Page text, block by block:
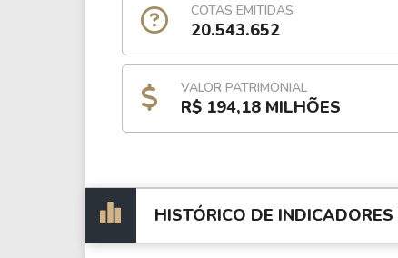
COTAS EMITIDAS
20.543.652
VALOR PATRIMONIAL
R$ 194,18 MILHÕES
HISTÓRICO DE INDICADORES